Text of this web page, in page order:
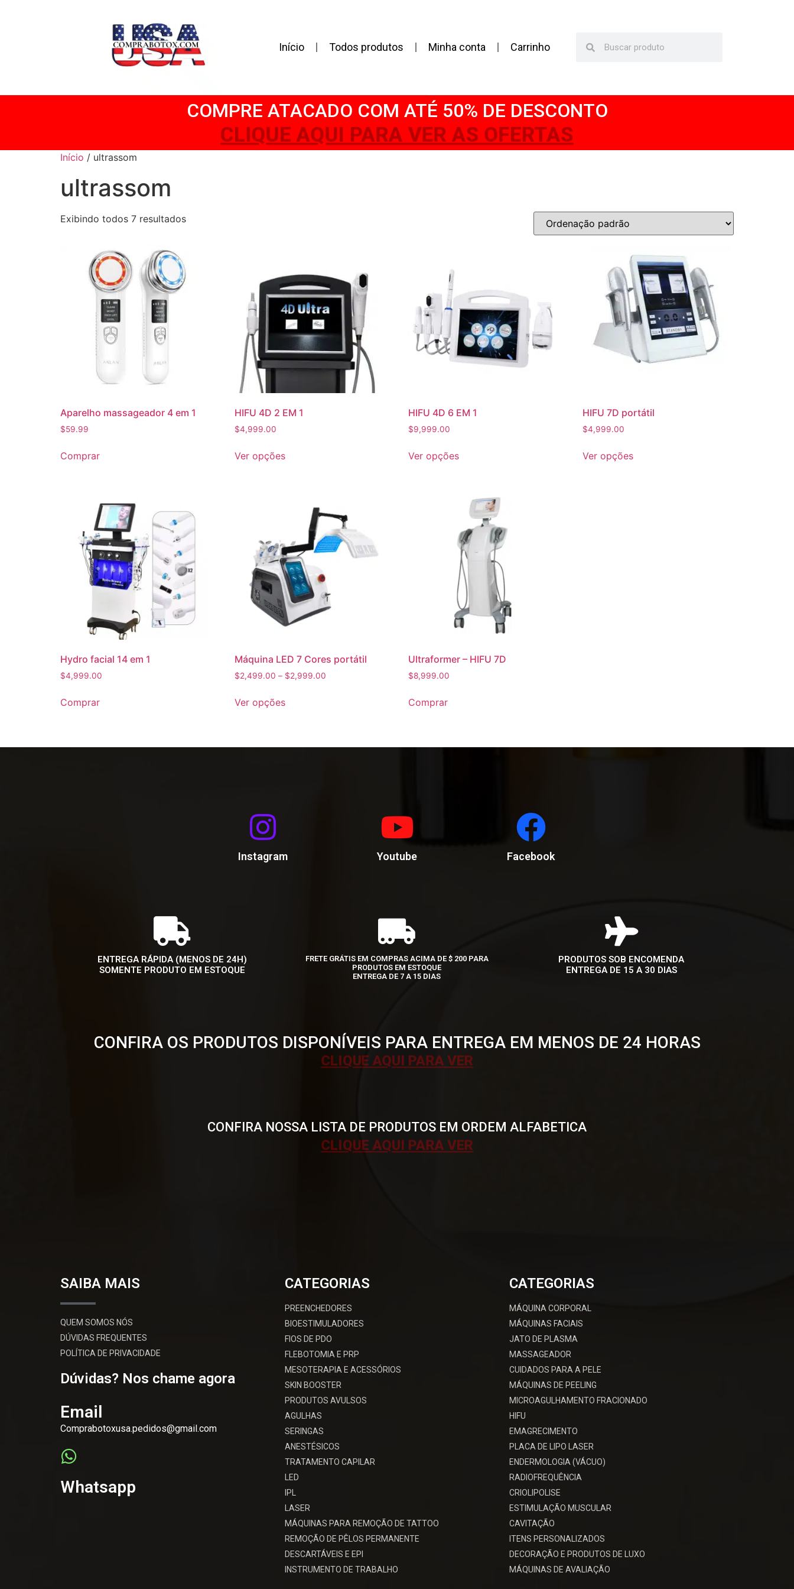
Início Todos produtos Minha conta Carrinho
COMPRE ATACADO COM ATÉ 50% DE DESCONTO
CLIQUE AQUI PARA VER AS OFERTAS
Início / ultrassom
ultrassom
Exibindo todos 7 resultados
Aparelho massageador 4 em 1
$59.99
Comprar
HIFU 4D 2 EM 1
$4,999.00
Ver opções
HIFU 4D 6 EM 1
$9,999.00
Ver opções
HIFU 7D portátil
$4,999.00
Ver opções
Hydro facial 14 em 1
$4,999.00
Comprar
Máquina LED 7 Cores portátil
$2,499.00 – $2,999.00
Ver opções
Ultraformer – HIFU 7D
$8,999.00
Comprar
Instagram Youtube Facebook
ENTREGA RÁPIDA (MENOS DE 24H)
SOMENTE PRODUTO EM ESTOQUE
FRETE GRÁTIS EM COMPRAS ACIMA DE $ 200 PARA
PRODUTOS EM ESTOQUE
ENTREGA DE 7 A 15 DIAS
PRODUTOS SOB ENCOMENDA
ENTREGA DE 15 A 30 DIAS
CONFIRA OS PRODUTOS DISPONÍVEIS PARA ENTREGA EM MENOS DE 24 HORAS
CLIQUE AQUI PARA VER
CONFIRA NOSSA LISTA DE PRODUTOS EM ORDEM ALFABETICA
CLIQUE AQUI PARA VER
SAIBA MAIS
QUEM SOMOS NÓS
DÚVIDAS FREQUENTES
POLÍTICA DE PRIVACIDADE
Dúvidas? Nos chame agora
Email
Comprabotoxusa.pedidos@gmail.com
Whatsapp
CATEGORIAS
PREENCHEDORES
BIOESTIMULADORES
FIOS DE PDO
FLEBOTOMIA E PRP
MESOTERAPIA E ACESSÓRIOS
SKIN BOOSTER
PRODUTOS AVULSOS
AGULHAS
SERINGAS
ANESTÉSICOS
TRATAMENTO CAPILAR
LED
IPL
LASER
MÁQUINAS PARA REMOÇÃO DE TATTOO
REMOÇÃO DE PÊLOS PERMANENTE
DESCARTÁVEIS E EPI
INSTRUMENTO DE TRABALHO
CATEGORIAS
MÁQUINA CORPORAL
MÁQUINAS FACIAIS
JATO DE PLASMA
MASSAGEADOR
CUIDADOS PARA A PELE
MÁQUINAS DE PEELING
MICROAGULHAMENTO FRACIONADO
HIFU
EMAGRECIMENTO
PLACA DE LIPO LASER
ENDERMOLOGIA (VÁCUO)
RADIOFREQUÊNCIA
CRIOLIPOLISE
ESTIMULAÇÃO MUSCULAR
CAVITAÇÃO
ITENS PERSONALIZADOS
DECORAÇÃO E PRODUTOS DE LUXO
MÁQUINAS DE AVALIAÇÃO